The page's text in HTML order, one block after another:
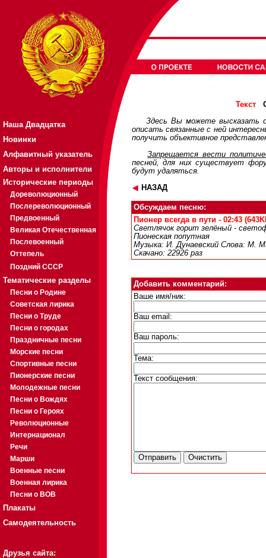
Наша Двадцатка
Новинки
Алфавитный указатель
Авторы и исполнители
Исторические периоды
Дореволюционный
Послереволюционный
Предвоенный
Великая Отечественная
Послевоенный
Оттепель
Поздний СССР
Тематические разделы
Песни о Родине
Советская лирика
Песни о Труде
Песни о городах
Праздничные песни
Морские песни
Спортивные песни
Пионерские песни
Молодежные песни
Песни о Вождях
Песни о Героях
Революционные
Интернационал
Речи
Марши
Военные песни
Военная лирика
Песни о ВОВ
Плакаты
Самодеятельность
Друзья сайта:
Текст
Здесь Вы можете высказать
описать связанные с ней
получить объективное
Запрещается вести
песней, для них существует
будут удаляться.
НАЗАД
Обсуждаем песню:
Пионер всегда в пути - 02:43
Светлячок горит зелёный -
Пионеская попутная
Музыка: И. Дунаевский Слова: М.
Скачано: 22926 раз
Добавить комментарий:
Ваше имя/ник:
Ваш email:
Ваш пароль:
Тема:
Текст сообщения: